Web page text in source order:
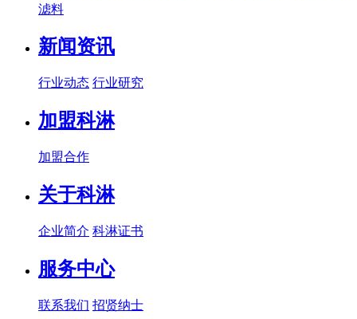
滤料
新闻资讯
行业动态 行业研究
加盟科淋
加盟合作
关于科淋
企业简介 科淋证书
服务中心
联系我们 招贤纳士